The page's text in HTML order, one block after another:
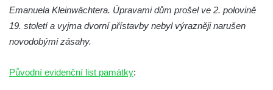
Biskupská rezidence v Českých
Budějovicích
Dům čp. 20 ve Velešíně, zvaný U Kantůrků
Fara v Římově
Emanuela Kleinwächtera. Úpravami dům prošel ve 2. polovině
19. století a vyjma dvorní přístavby nebyl výrazněji narušen
novodobými zásahy.
Původní evidenční list památky: